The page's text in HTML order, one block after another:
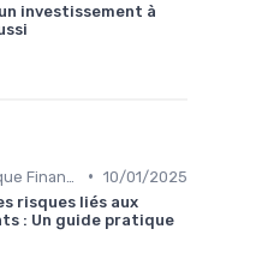
investissement à
• 10/01/2025
risques liés aux
: Un guide pratique